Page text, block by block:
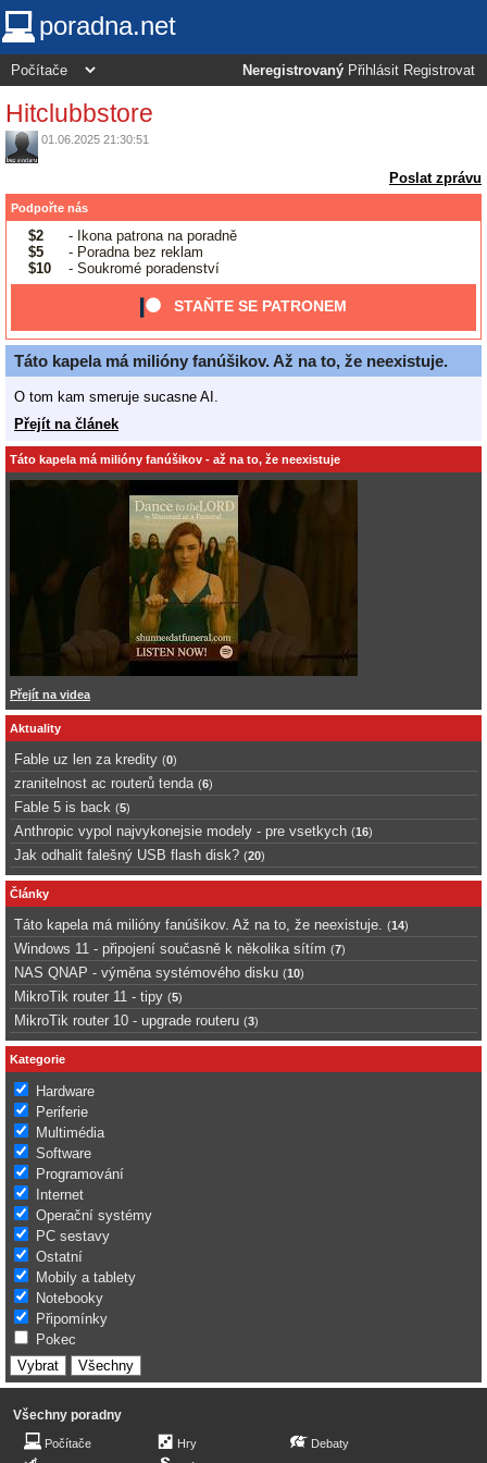
poradna.net
Neregistrovaný Přihlásit Registrovat
Hitclubbstore
01.06.2025 21:30:51
Poslat zprávu
Podpořte nás
$2
- Ikona patrona na poradně
$5
- Poradna bez reklam
$10
- Soukromé poradenství
STAŇTE SE PATRONEM
Táto kapela má milióny fanúšikov. Až na to, že neexistuje.
O tom kam smeruje sucasne AI.
Přejít na článek
Táto kapela má milióny fanúšikov - až na to, že neexistuje
Přejít na videa
Aktuality
Fable uz len za kredity (0)
zranitelnost ac routerů tenda (6)
Fable 5 is back (5)
Anthropic vypol najvykonejsie modely - pre vsetkych (16)
Jak odhalit falešný USB flash disk? (20)
Články
Táto kapela má milióny fanúšikov. Až na to, že neexistuje. (14)
Windows 11 - připojení současně k několika sítím (7)
NAS QNAP - výměna systémového disku (10)
MikroTik router 11 - tipy (5)
MikroTik router 10 - upgrade routeru (3)
Kategorie
Hardware
Periferie
Multimédia
Software
Programování
Internet
Operační systémy
PC sestavy
Ostatní
Mobily a tablety
Notebooky
Připomínky
Pokec
Všechny poradny
Počítače
Hry
Debaty